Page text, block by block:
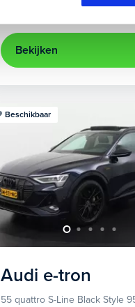
Bekijken
Beschikbaar
Audi e-tron
55 quattro S-Line Black Style